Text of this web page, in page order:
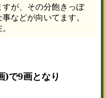
が、その分飽きっぽ
などが向いてます。
)で9画となり